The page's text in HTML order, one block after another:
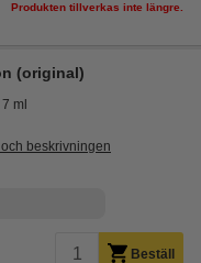
Produkten tillverkas inte längre.
(original)
7 ml
beskrivningen
Beställ